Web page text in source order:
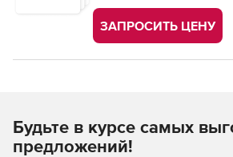
ЗАПРОСИТЬ ЦЕНУ
Будьте в курсе самых
предложений!